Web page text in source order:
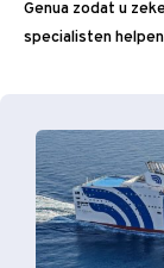
Genua zodat u
specialisten